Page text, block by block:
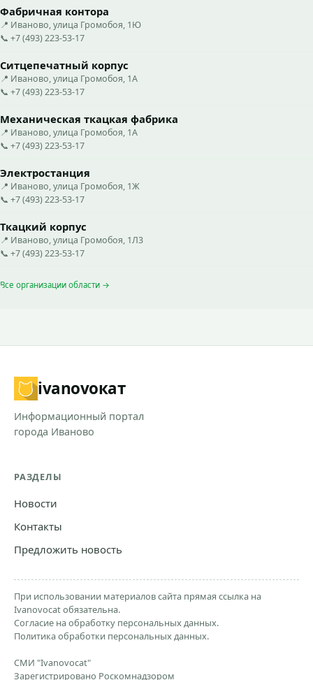
Фабричная контора
📍 Иваново, улица Громобоя, 1Ю
📞 +7 (493) 223-53-17
Ситцепечатный корпус
📍 Иваново, улица Громобоя, 1А
📞 +7 (493) 223-53-17
Механическая ткацкая фабрика
📍 Иваново, улица Громобоя, 1А
📞 +7 (493) 223-53-17
Электростанция
📍 Иваново, улица Громобоя, 1Ж
📞 +7 (493) 223-53-17
Ткацкий корпус
📍 Иваново, улица Громобоя, 1Л3
📞 +7 (493) 223-53-17
Все организации области →
ivanovoкат
Информационный портал
города Иваново
РАЗДЕЛЫ
Новости
Контакты
Предложить новость
При использовании материалов сайта прямая ссылка на
Ivanovocat обязательна.
Согласие на обработку персональных данных.
Политика обработки персональных данных.
СМИ "Ivanovocat"
Зарегистрировано Роскомнадзором